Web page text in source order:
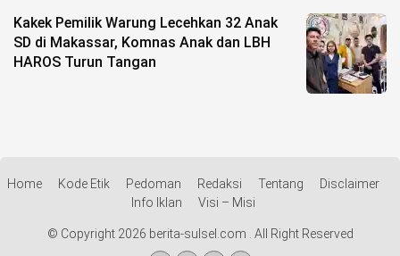
Kakek Pemilik Warung Lecehkan 32 Anak
SD di Makassar, Komnas Anak dan LBH
HAROS Turun Tangan
Home Kode Etik Pedoman Redaksi Tentang
Disclaimer
Info Iklan
Visi – Misi
© Copyright 2026 berita-sulsel.com . All Right Reserved